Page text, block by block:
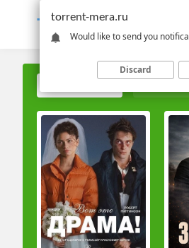
TORRENT-MERA.RU
torrent-mera.ru
Would like to send you
Discard